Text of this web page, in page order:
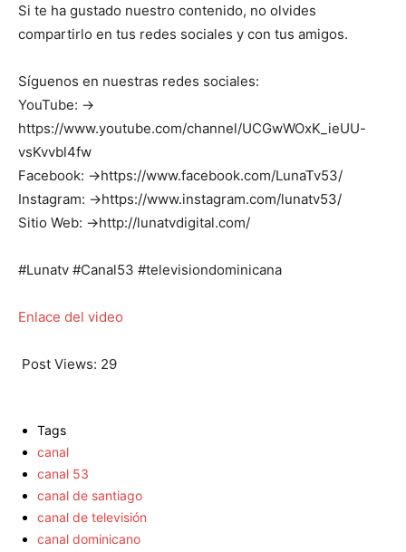
Si te ha gustado nuestro contenido, no olvides
compartirlo en tus redes sociales y con tus amigos.
Síguenos en nuestras redes sociales:
YouTube: →
https://www.youtube.com/channel/UCGwWOxK_ieUU-
vsKvvbl4fw
Facebook: →https://www.facebook.com/LunaTv53/
Instagram: →https://www.instagram.com/lunatv53/
Sitio Web: →http://lunatvdigital.com/
#Lunatv #Canal53 #televisiondominicana
Enlace del video
Post Views: 29
Tags
canal
canal 53
canal de santiago
canal de televisión
canal dominicano